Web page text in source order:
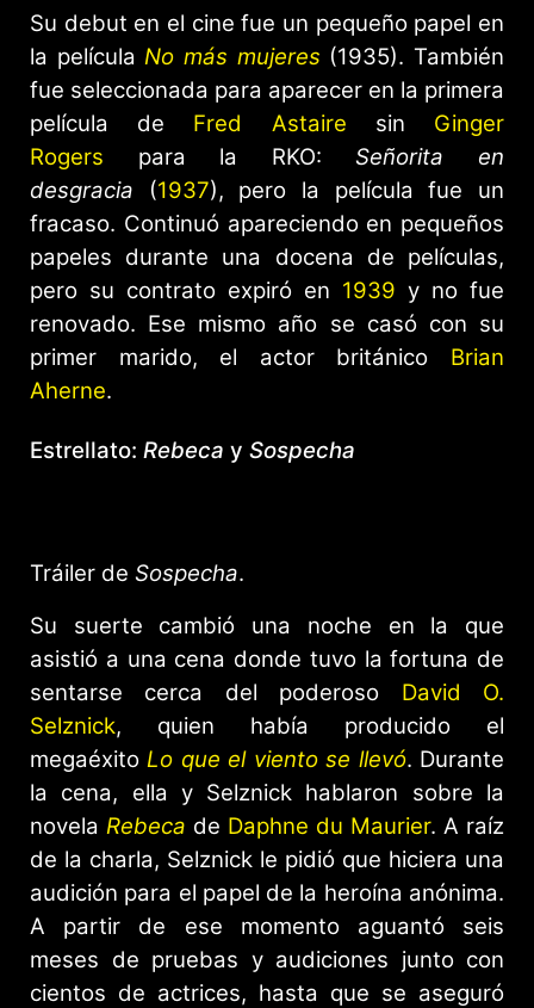
Su debut en el cine fue un pequeño papel en
la películaNo más mujeres (1935). También
fue seleccionada para aparecer en la primera
película de Fred Astaire sin Ginger
Rogers para la RKO:Señorita en
desgracia (1937), pero la película fue un
fracaso. Continuó apareciendo en pequeños
papeles durante una docena de películas,
pero su contrato expiró en 1939 y no fue
renovado. Ese mismo año se casó con su
primer marido, el actor británico Brian
Aherne.
Estrellato: Rebeca y Sospecha
Tráiler de Sospecha.
Su suerte cambió una noche en la que
asistió a una cena donde tuvo la fortuna de
sentarse cerca del poderoso David O.
Selznick, quien había producido el
megaéxitoLo que el viento se llevó. Durante
la cena, ella y Selznick hablaron sobre la
novela Rebeca de Daphne du Maurier. A raíz
de la charla, Selznick le pidió que hiciera una
audición para el papel de la heroína anónima.
A partir de ese momento aguantó seis
meses de pruebas y audiciones junto con
cientos de actrices, hasta que se aseguró